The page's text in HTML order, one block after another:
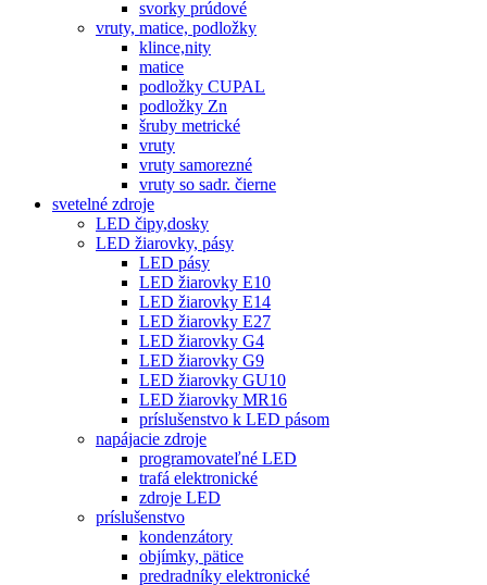
svorky prúdové
vruty, matice, podložky
klince,nity
matice
podložky CUPAL
podložky Zn
šruby metrické
vruty
vruty samorezné
vruty so sadr. čierne
svetelné zdroje
LED čipy,dosky
LED žiarovky, pásy
LED pásy
LED žiarovky E10
LED žiarovky E14
LED žiarovky E27
LED žiarovky G4
LED žiarovky G9
LED žiarovky GU10
LED žiarovky MR16
príslušenstvo k LED pásom
napájacie zdroje
programovateľné LED
trafá elektronické
zdroje LED
príslušenstvo
kondenzátory
objímky, pätice
predradníky elektronické